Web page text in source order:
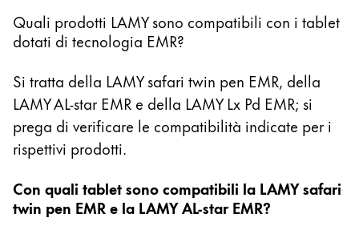
14 Zoll Galaxy Book Go
10.6 Zoll Galaxy Book 10.6
11.6 Zoll Series 7 11.6 Zoll Slate XE700T1A
11.6 Zoll ATIV Smart PC Pro 700T
11.6 Zoll ATIV Smart PC 500T
12 Zoll Galaxy Book 12
13.3 Zoll Galaxy Book Flex 13
15.6 Zoll Galaxy Book Flex 15
12 Zoll Galaxy Book2
Quali prodotti LAMY sono compatibili con i tablet
dotati di tecnologia EMR?
Si tratta della LAMY safari twin pen EMR, della
LAMY AL-star EMR e della LAMY Lx Pd EMR; si
prega di verificare le compatibilità indicate per i
rispettivi prodotti.
Con quali tablet sono compatibili la LAMY safari
twin pen EMR e la LAMY AL-star EMR?